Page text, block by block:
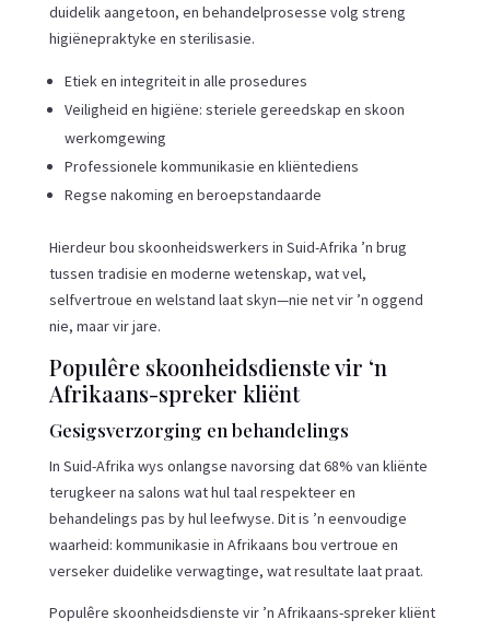
duidelik aangetoon, en behandelprosesse volg streng
higiënepraktyke en sterilisasie.
Etiek en integriteit in alle prosedures
Veiligheid en higiëne: steriele gereedskap en skoon
werkomgewing
Professionele kommunikasie en kliëntediens
Regse nakoming en beroepstandaarde
Hierdeur bou skoonheidswerkers in Suid-Afrika ’n brug
tussen tradisie en moderne wetenskap, wat vel,
selfvertroue en welstand laat skyn—nie net vir ’n oggend
nie, maar vir jare.
Populêre skoonheidsdienste vir ‘n
Afrikaans-spreker kliënt
Gesigsverzorging en behandelings
In Suid-Afrika wys onlangse navorsing dat 68% van kliënte
terugkeer na salons wat hul taal respekteer en
behandelings pas by hul leefwyse. Dit is ’n eenvoudige
waarheid: kommunikasie in Afrikaans bou vertroue en
verseker duidelike verwagtinge, wat resultate laat praat.
Populêre skoonheidsdienste vir ’n Afrikaans-spreker kliënt